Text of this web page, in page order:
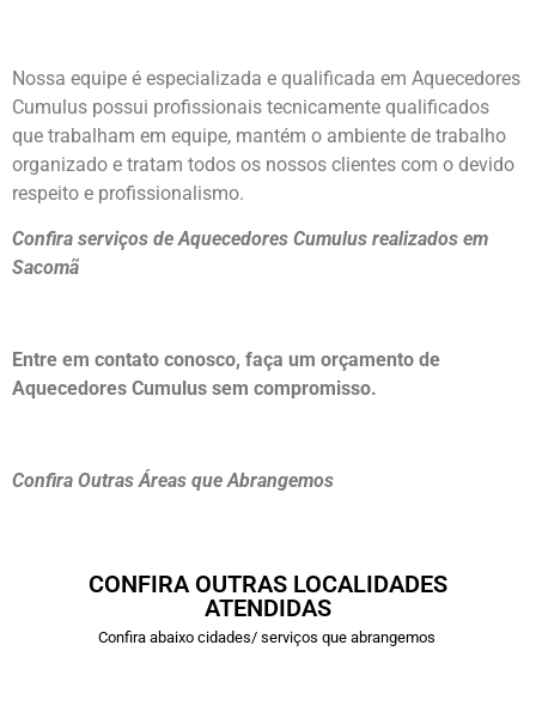
Nossa equipe é especializada e qualificada em Aquecedores
Cumulus possui profissionais tecnicamente qualificados
que trabalham em equipe, mantém o ambiente de trabalho
organizado e tratam todos os nossos clientes com o devido
respeito e profissionalismo.
Confira serviços de Aquecedores Cumulus realizados em
Sacomã
Entre em contato conosco, faça um orçamento de
Aquecedores Cumulus sem compromisso.
Confira Outras Áreas que Abrangemos
CONFIRA OUTRAS LOCALIDADES
ATENDIDAS
Confira abaixo cidades/ serviços que abrangemos